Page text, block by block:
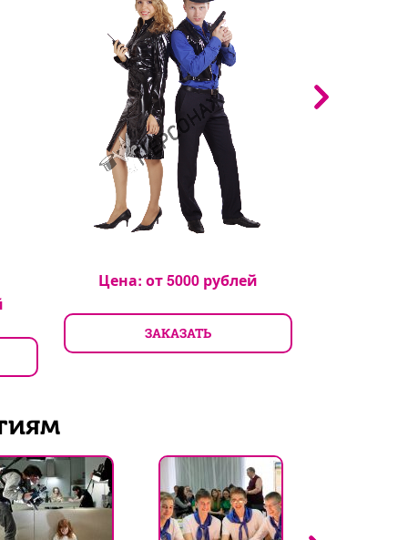
Цена: от5000 рублей
ЗАКАЗАТЬ